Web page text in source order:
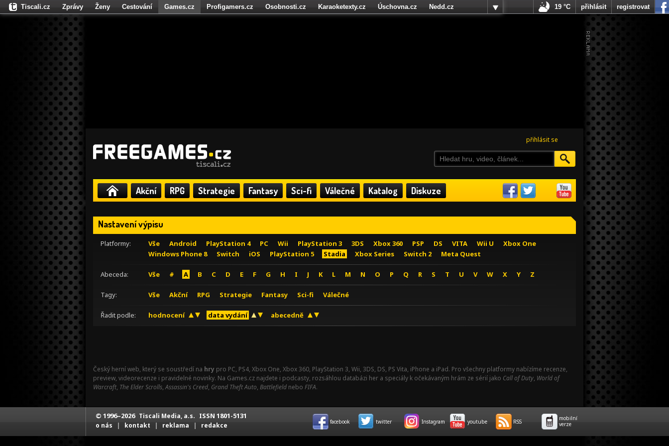
přihlásit se
Akční RPG Strategie Fantasy Sci-fi Válečné Katalog Diskuze
Nastavení výpisu
Platformy: Vše Android PlayStation 4 PC Wii PlayStation 3 3DS Xbox 360 PSP DS VITA Wii U
Xbox One
Windows Phone 8
Switch iOS PlayStation 5 Stadia Xbox Series Switch 2 Meta Quest
Abeceda: Vše # A B C D E F G H I J K L M N O P Q R S T U V W X Y Z
Tagy: Vše Akční RPG Strategie Fantasy Sci-fi Válečné
Řadit podle: hodnocení data vydání abecedně
Český herní web, který se soustředí na hry pro PC, PS4, Xbox One, Xbox 360, PlayStation 3, Wii, 3DS, DS, PS Vita, iPhone a iPad. Pro všechny platformy nabízíme recenze,
preview, videorecenze i pravidelné novinky. Na Games.cz najdete i podcasty, rozsáhlou databázi her a speciály k očekávaným hrám ze sérií jako Call of Duty, World of
Warcraft, The Elder Scrolls,Assassin's Creed, Grand Theft Auto, Battlefield nebo FIFA.
Tiscali.cz Zprávy Ženy Cestování Games.cz Profigamers.cz Osobnosti.cz Karaoketexty.cz Úschovna.cz
Nedd.cz
Fights.cz
19 °C přihlásit registrovat
© 1996–2026 Tiscali Media, a.s. ISSN 1801-5131
o nás | kontakt | reklama | redakce facebook twitter Instagram youtube RSS
mobilní
verze